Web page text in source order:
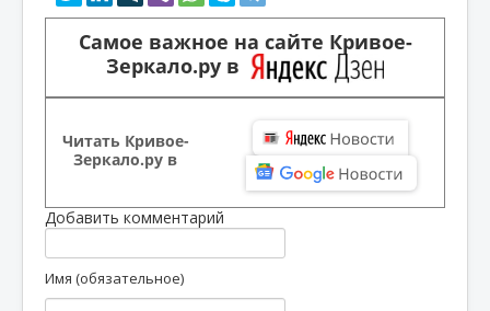
Самое важное на сайте Кривое-
Зеркало.ру в
Читать Кривое-
Зеркало.ру в
Добавить комментарий
Имя (обязательное)